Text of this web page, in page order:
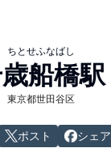
ちとせふなばし
船橋駅
東京都世田谷区
ポスト シェア